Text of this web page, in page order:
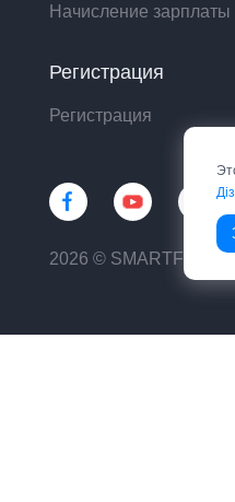
2026 © SMARTFIN UA
Начисление зарплаты
Регистрация
Регистрация